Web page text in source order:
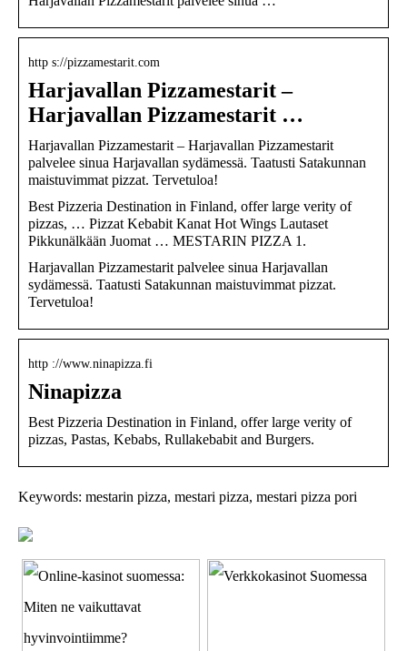
http s://pizzamestarit.com
Harjavallan Pizzamestarit –
Harjavallan Pizzamestarit …
Harjavallan Pizzamestarit – Harjavallan Pizzamestarit
palvelee sinua Harjavallan sydämessä. Taatusti Satakunnan
maistuvimmat pizzat. Tervetuloa!
Best Pizzeria Destination in Finland, offer large verity of
pizzas, … Pizzat Kebabit Kanat Hot Wings Lautaset
Pikkunälkään Juomat … MESTARIN PIZZA 1.
Harjavallan Pizzamestarit palvelee sinua Harjavallan
sydämessä. Taatusti Satakunnan maistuvimmat pizzat.
Tervetuloa!
http ://www.ninapizza.fi
Ninapizza
Best Pizzeria Destination in Finland, offer large verity of
pizzas, Pastas, Kebabs, Rullakebabit and Burgers.
Keywords: mestarin pizza, mestari pizza, mestari pizza pori